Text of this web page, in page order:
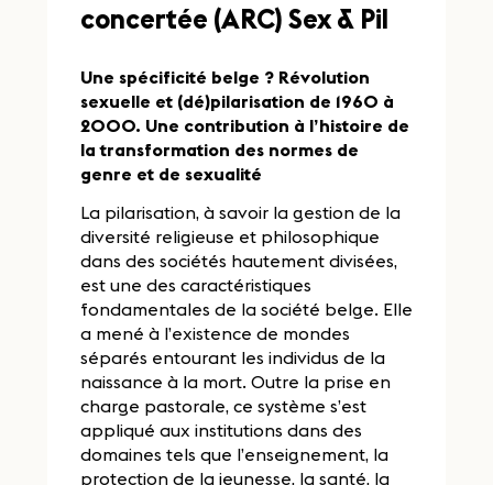
concertée (ARC) Sex & Pil
Une spécificité belge ? Révolution
sexuelle et (dé)pilarisation de 1960 à
2000. Une contribution à l’histoire de
la transformation des normes de
genre et de sexualité
La pilarisation, à savoir la gestion de la
diversité religieuse et philosophique
dans des sociétés hautement divisées,
est une des caractéristiques
fondamentales de la société belge. Elle
a mené à l’existence de mondes
séparés entourant les individus de la
naissance à la mort. Outre la prise en
charge pastorale, ce système s’est
appliqué aux institutions dans des
domaines tels que l’enseignement, la
protection de la jeunesse, la santé, la